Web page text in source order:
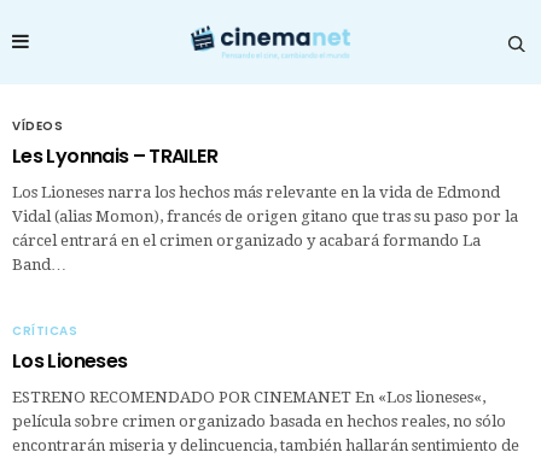
VÍDEOS
Les Lyonnais – TRAILER
Los Lioneses narra los hechos más relevante en la vida de Edmond
Vidal (alias Momon), francés de origen gitano que tras su paso por la
cárcel entrará en el crimen organizado y acabará formando La
Band…
CRÍTICAS
Los Lioneses
ESTRENO RECOMENDADO POR CINEMANET En «Los lioneses«,
película sobre crimen organizado basada en hechos reales, no sólo
encontrarán miseria y delincuencia, también hallarán sentimiento de